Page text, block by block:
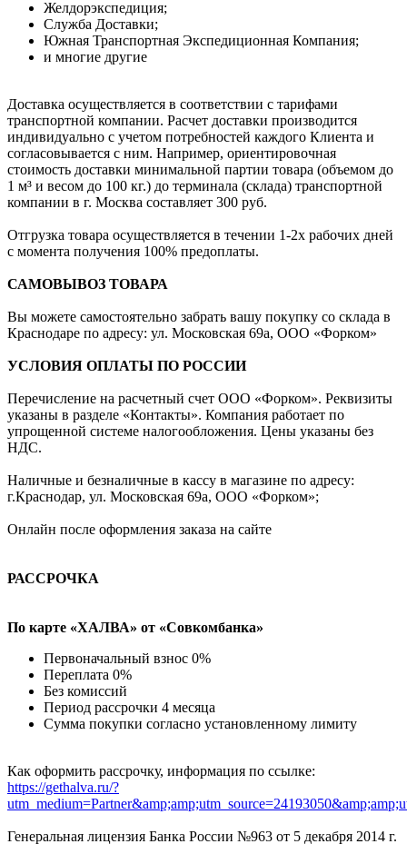
Желдорэкспедиция;
Служба Доставки;
Южная Транспортная Экспедиционная Компания;
и многие другие
Доставка осуществляется в соответствии с тарифами
транспортной компании. Расчет доставки производится
индивидуально с учетом потребностей каждого Клиента и
согласовывается с ним. Например, ориентировочная
стоимость доставки минимальной партии товара (объемом до
1 м³ и весом до 100 кг.) до терминала (склада) транспортной
компании в г. Москва составляет 300 руб.
Отгрузка товара осуществляется в течении 1-2х рабочих дней
с момента получения 100% предоплаты.
САМОВЫВОЗ ТОВАРА
Вы можете самостоятельно забрать вашу покупку со склада в
Краснодаре по адресу: ул. Московская 69а, ООО «Форком»
УСЛОВИЯ ОПЛАТЫ ПО РОССИИ
Перечисление на расчетный счет ООО «Форком». Реквизиты
указаны в разделе «Контакты». Компания работает по
упрощенной системе налогообложения. Цены указаны без
НДС.
Наличные и безналичные в кассу в магазине по адресу:
г.Краснодар, ул. Московская 69а, ООО «Форком»;
Онлайн после оформления заказа на сайте
РАССРОЧКА
По карте «ХАЛВА» от «Совкомбанка»
Первоначальный взнос 0%
Переплата 0%
Без комиссий
Период рассрочки 4 месяца
Сумма покупки согласно установленному лимиту
Как оформить рассрочку, информация по ссылке:
https://gethalva.ru/?
Генеральная лицензия Банка России №963 от 5 декабря 2014 г.